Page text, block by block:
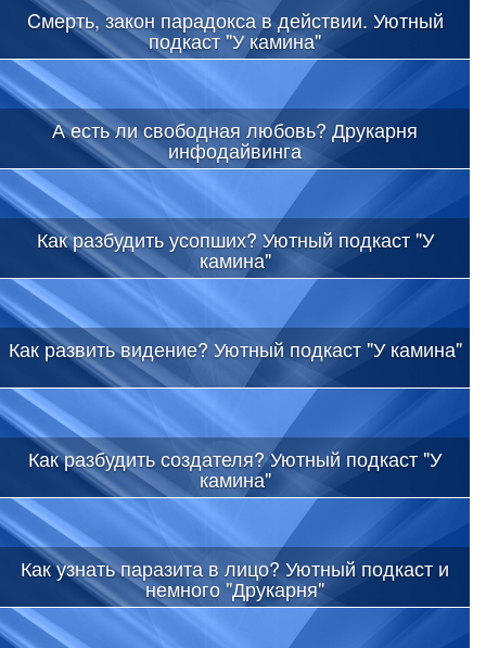
Cмерть, закон парадокса в действии. Уютный
подкаст "У камина"
А есть ли свободная любовь? Друкарня
инфодайвинга
Как разбудить усопших? Уютный подкаст "У
камина"
Как развить видение? Уютный подкаст "У камина"
Как разбудить создателя? Уютный подкаст "У
камина"
Как узнать паразита в лицо? Уютный подкаст и
немного "Друкарня"